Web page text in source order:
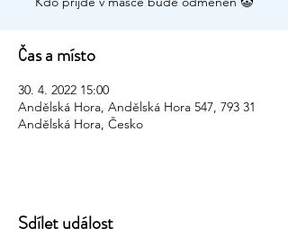
Čas a místo
30. 4. 2022 15:00
Andělská Hora, Andělská Hora 547, 793 31
Andělská Hora, Česko
Sdílet událost